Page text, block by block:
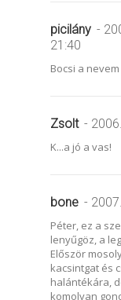
picilány -
21:40
Bocsi a
Zsolt -
K...a jó a vas!
bone -
Péter, ez a
lenyűgöz, a
Először
kacsintgat és
halántékára,
komolyan